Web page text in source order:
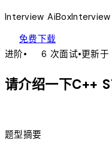
InterviewAiBox
免费下载
进阶• 6 次面试•更新
请介绍一下C++
题型摘要